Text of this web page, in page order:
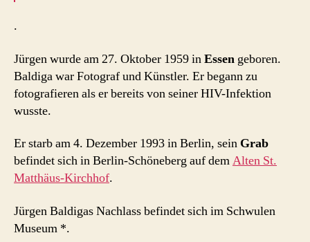
.
Jürgen wurde am 27. Oktober 1959 inEssen geboren.
Baldiga war Fotograf und Künstler. Er begann zu
fotografieren als er bereits von seiner HIV-Infektion
wusste.
Er starb am 4. Dezember 1993 in Berlin, sein Grab
befindet sich in Berlin-Schöneberg auf demAlten St.
Matthäus-Kirchhof.
Jürgen Baldigas Nachlass befindet sich im Schwulen
Museum *.